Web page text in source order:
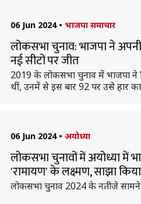
06 Jun 2024 • भाजपा समाचार
लोकसभा चुनाव: भाजपा ने
नई सीटों पर जीत
2019 के लोकसभा चुनाव में भाजपा ने
थीं, उनमें से इस बार 92 पर उसे हार
06 Jun 2024 • अयोध्या
लोकसभा चुनावों में अयोध्या में
'रामायण' के लक्ष्मण, साझा किया
लोकसभा चुनाव 2024 के नतीजे